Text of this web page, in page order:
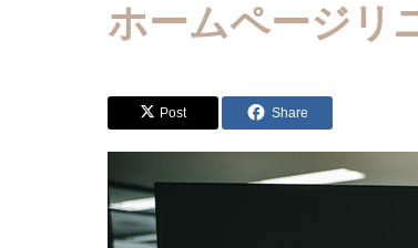
ホームページリ
Post Share